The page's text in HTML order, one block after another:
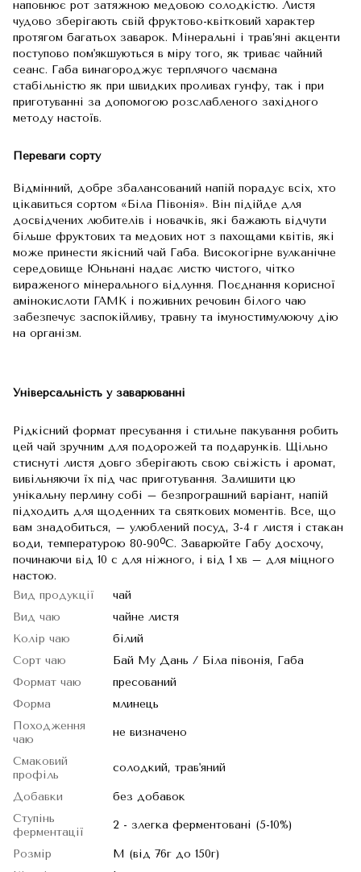
наповнює рот затяжною медовою солодкістю. Листя
чудово зберігають свій фруктово-квітковий характер
протягом багатьох заварок. Мінеральні і трав’яні акценти
поступово пом'якшуються в міру того, як триває чайний
сеанс. Габа винагороджує терплячого чаємана
стабільністю як при швидких проливах гунфу, так і при
приготуванні за допомогою розслабленого західного
методу настоїв.
Переваги сорту
Відмінний, добре збалансований напій порадує всіх, хто
цікавиться сортом «Біла Півонія». Він підійде для
досвідчених любителів і новачків, які бажають відчути
більше фруктових та медових нот з пахощами квітів, які
може принести якісний чай Габа. Високогірне вулканічне
середовище Юньнані надає листю чистого, чітко
вираженого мінерального відлуння. Поєднання корисної
амінокислоти ГАМК і поживних речовин білого чаю
забезпечує заспокійливу, травну та імуностимулюючу дію
на організм.
Універсальність у заварюванні
Рідкісний формат пресування і стильне пакування робить
цей чай зручним для подорожей та подарунків. Щільно
стиснуті листя довго зберігають свою свіжість і аромат,
вивільняючи їх під час приготування. Залишити цю
унікальну перлину собі – безпрограшний варіант, напій
підходить для щоденних та святкових моментів. Все, що
вам знадобиться, – улюблений посуд, 3-4 г листя і стакан
води, температурою 80-90ᴼС. Заварюйте Габу досхочу,
починаючи від 10 с для ніжного, і від 1 хв – для міцного
настою.
Вид продукції
чай
Вид чаю
чайне листя
Колір чаю
білий
Сорт чаю
Бай Му Дань / Біла півонія, Габа
Формат чаю
пресований
Форма
млинець
Походження
чаю
не визначено
Смаковий
профіль
солодкий, трав'яний
Добавки
без добавок
Ступінь
ферментації
2 - злегка ферментовані (5-10%)
Розмір
M (від 76г до 150г)